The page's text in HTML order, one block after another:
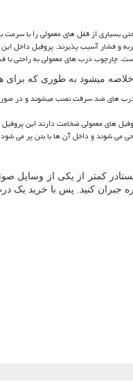
بسیاری از قفل های معمولی را با
فشار آسیب پذیرند. پروفیل داخل این
چارچوب درب های معمولی به راحتی با
میشود به طوری که برای
ضد سرقت نصب میشوند و در صورت
معمولی ضخامت دارند این پروفیل
می شوند و داخل آن ها با بتن پر می
کمتر از یکی از وسایل
جبران کنید. پس با خرید